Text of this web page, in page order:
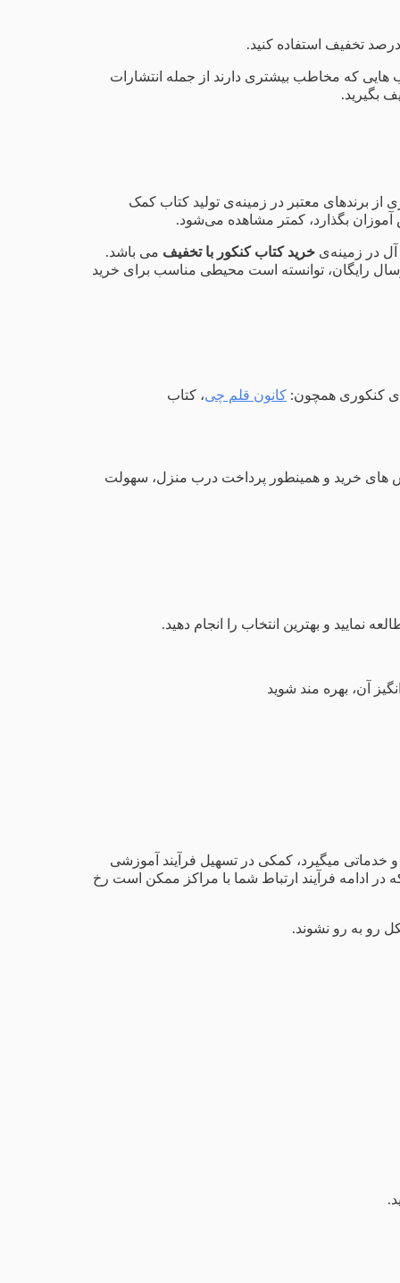
که مخاطب بیشتری دارند از جمله انتشارات
از برندهای معتبر در زمینه‌ی تولید کتاب کمک
آموزان بگذارد، کمتر مشاهده می‌شود.
آل در زمینه‌ی خرید کتاب کنکور با تخفیف می باشد.
رایگان، توانسته است محیطی مناسب برای خرید
کنکوری همچون: کانون قلم چی، کتاب
های خرید و همینطور پرداخت درب منزل، سهولت
و بهترین انتخاب را انجام دهید.
آن، بهره مند شوید
خدماتی میگیرد، کمکی در تسهیل فرآیند آموزشی
در ادامه فرآیند ارتباط شما با مراکز ممکن است رخ
رو به رو نشوند.